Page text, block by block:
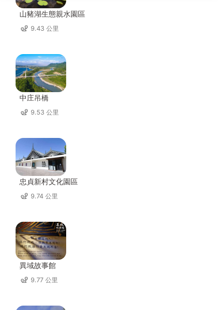
山豬湖生態親水園區
9.43 公里
中庄吊橋
9.53 公里
忠貞新村文化園區
9.74 公里
異域故事館
9.77 公里